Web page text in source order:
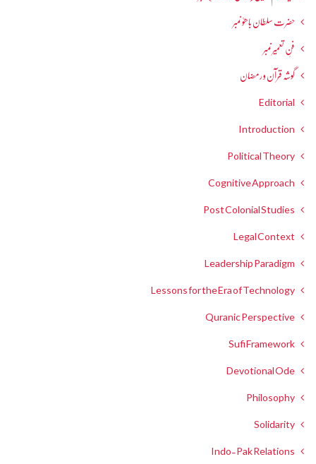
حضرت سلطان باھوؒ نمبر
فنِ تعمیر نمبر
گوشہ قرآن و رمضان
Editorial
Introduction
Political Theory
Cognitive Approach
Post Colonial Studies
Legal Context
Leadership Paradigm
Lessons for the Era of Technology
Quranic Perspective
Sufi Framework
Devotional Ode
Philosophy
Solidarity
Indo-Pak Relations